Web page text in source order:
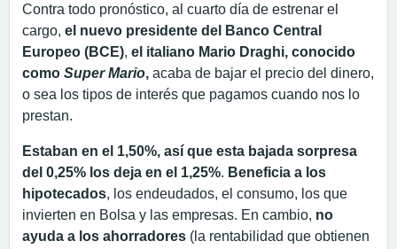
Contra todo pronóstico, al cuarto día de estrenar el
cargo, el nuevo presidente del Banco Central
Europeo (BCE), el italiano Mario Draghi, conocido
como Super Mario, acaba de bajar el precio del dinero,
o sea los tipos de interés que pagamos cuando nos lo
prestan.
Estaban en el 1,50%, así que esta bajada sorpresa
del 0,25% los deja en el 1,25%. Beneficia a los
hipotecados, los endeudados, el consumo, los que
invierten en Bolsa y las empresas. En cambio, no
ayuda a los ahorradores (la rentabilidad que obtienen